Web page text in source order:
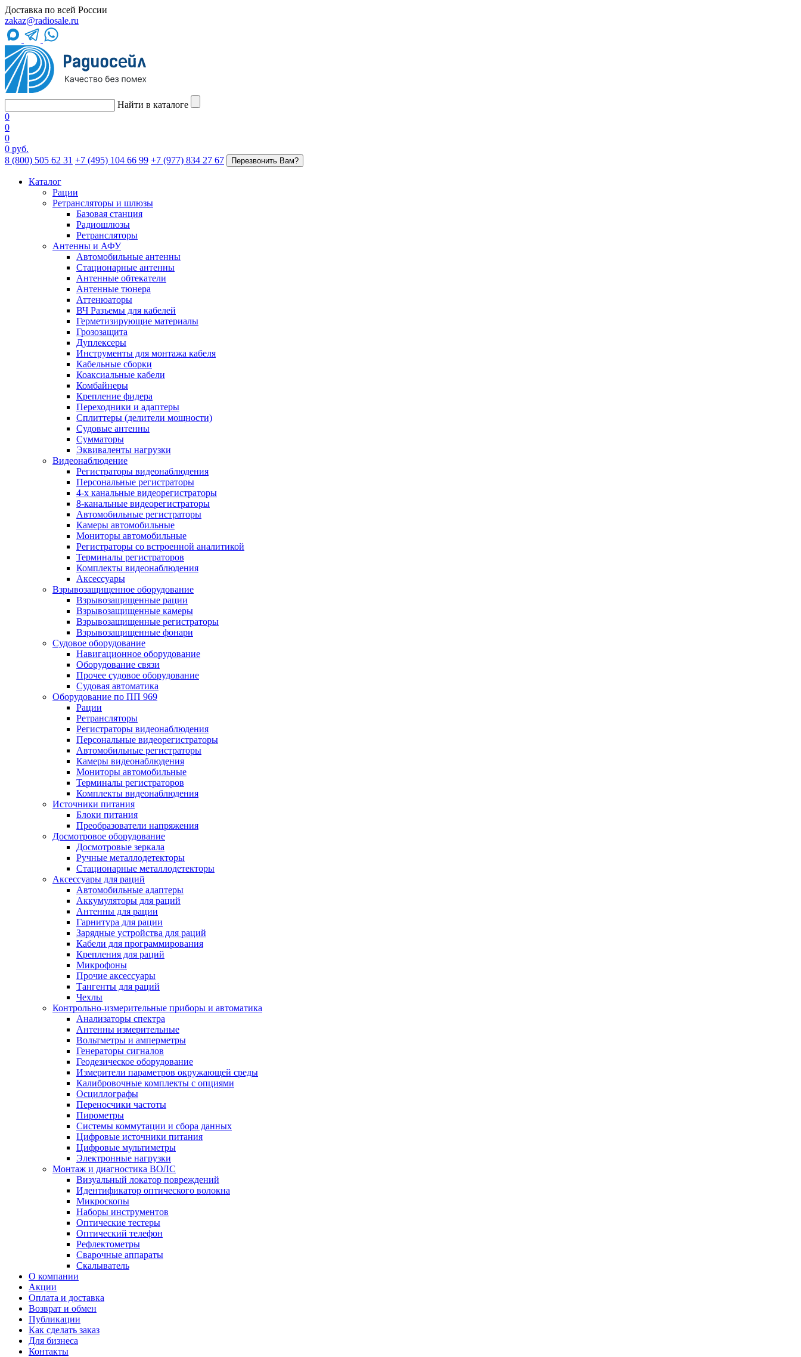
Доставка по всей России
zakaz@radiosale.ru
Найти в каталоге
0
0
0
0 руб.
8 (800) 505 62 31 +7 (495) 104 66 99 +7 (977) 834 27 67 Перезвонить Вам?
Каталог
Рации
Ретрансляторы и шлюзы
Базовая станция
Радиошлюзы
Ретрансляторы
Антенны и АФУ
Автомобильные антенны
Стационарные антенны
Антенные обтекатели
Антенные тюнера
Аттенюаторы
ВЧ Разъемы для кабелей
Герметизирующие материалы
Грозозащита
Дуплексеры
Инструменты для монтажа кабеля
Кабельные сборки
Коаксиальные кабели
Комбайнеры
Крепление фидера
Переходники и адаптеры
Сплиттеры (делители мощности)
Судовые антенны
Сумматоры
Эквиваленты нагрузки
Видеонаблюдение
Регистраторы видеонаблюдения
Персональные регистраторы
4-х канальные видеорегистраторы
8-канальные видеорегистраторы
Автомобильные регистраторы
Камеры автомобильные
Мониторы автомобильные
Регистраторы со встроенной аналитикой
Терминалы регистраторов
Комплекты видеонаблюдения
Аксессуары
Взрывозащищенное оборудование
Взрывозащищенные рации
Взрывозащищенные камеры
Взрывозащищенные регистраторы
Взрывозащищенные фонари
Судовое оборудование
Навигационное оборудование
Оборудование связи
Прочее судовое оборудование
Судовая автоматика
Оборудование по ПП 969
Рации
Ретрансляторы
Регистраторы видеонаблюдения
Персональные видеорегистраторы
Автомобильные регистраторы
Камеры видеонаблюдения
Мониторы автомобильные
Терминалы регистраторов
Комплекты видеонаблюдения
Источники питания
Блоки питания
Преобразователи напряжения
Досмотровое оборудование
Досмотровые зеркала
Ручные металлодетекторы
Стационарные металлодетекторы
Аксессуары для раций
Автомобильные адаптеры
Аккумуляторы для раций
Антенны для рации
Гарнитура для рации
Зарядные устройства для раций
Кабели для программирования
Крепления для раций
Микрофоны
Прочие аксессуары
Тангенты для раций
Чехлы
Контрольно-измерительные приборы и автоматика
Анализаторы спектра
Антенны измерительные
Вольтметры и амперметры
Генераторы сигналов
Геодезическое оборудование
Измерители параметров окружающей среды
Калибровочные комплекты с опциями
Осциллографы
Переносчики частоты
Пирометры
Системы коммутации и сбора данных
Цифровые источники питания
Цифровые мультиметры
Электронные нагрузки
Монтаж и диагностика ВОЛС
Визуальный локатор повреждений
Идентификатор оптического волокна
Микроскопы
Наборы инструментов
Оптические тестеры
Оптический телефон
Рефлектометры
Сварочные аппараты
Скалыватель
О компании
Акции
Оплата и доставка
Возврат и обмен
Публикации
Как сделать заказ
Для бизнеса
Контакты